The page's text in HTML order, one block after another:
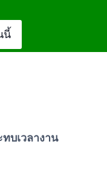
นี้
บเวลางาน